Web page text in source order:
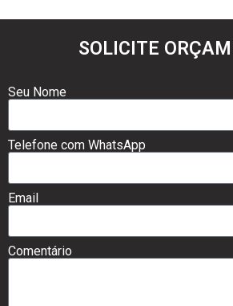
SOLICITE
Seu Nome
Telefone com WhatsApp
Email
Comentário